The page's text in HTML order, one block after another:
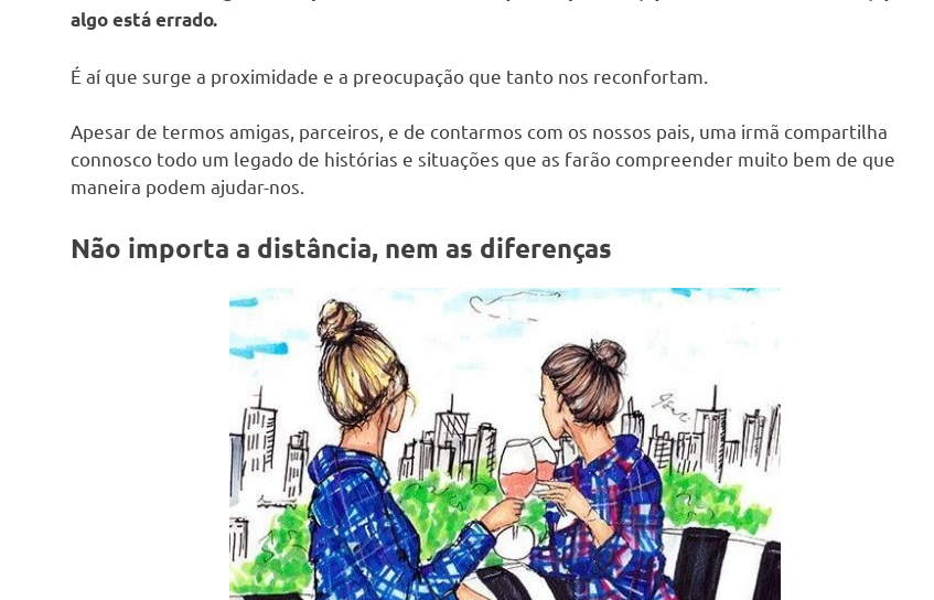
algo está errado.
É aí que surge a proximidade e a preocupação que tanto nos reconfortam.
Apesar de termos amigas, parceiros, e de contarmos com os nossos pais, uma irmã compartilha
connosco todo um legado de histórias e situações que as farão compreender muito bem de que
maneira podem ajudar-nos.
Não importa a distância, nem as diferenças